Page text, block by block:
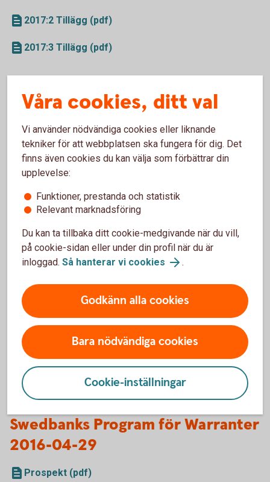
2017:2 Tillägg (pdf)
2017:3 Tillägg (pdf)
Swedbanks Program för Warranter
2017-03-31
Prospekt (pdf)
2017:1 Tillägg (pdf)
2017:3 Tillägg (pdf)
Swedbanks Program för Bevis
Prospekt (pdf)
2016:1 Tillägg (pdf)
2016:2 Tillägg (pdf)
2016:3 Tillägg (pdf)
Swedbanks Program för Warranter
2016-04-29
Prospekt (pdf)
Våra cookies, ditt val
Vi använder nödvändiga cookies eller liknande
tekniker för att webbplatsen ska fungera för dig. Det
finns även cookies du kan välja som förbättrar din
upplevelse:
Funktioner, prestanda och statistik
Relevant marknadsföring
Du kan ta tillbaka ditt cookie-medgivande när du vill,
på cookie-sidan eller under din profil när du är
inloggad. Så hanterar vi cookies .
Godkänn alla cookies
Bara nödvändiga cookies
Cookie-inställningar